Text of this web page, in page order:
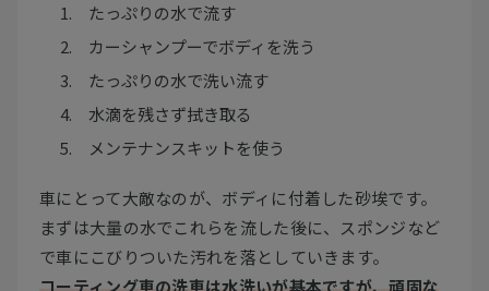
たっぷりの水で流す
カーシャンプーでボディを洗う
たっぷりの水で洗い流す
水滴を残さず拭き取る
メンテナンスキットを使う
車にとって大敵なのが、ボディに付着した砂埃です。
まずは大量の水でこれらを流した後に、スポンジなど
で車にこびりついた汚れを落としていきます。
コーティング車の洗車は水洗いが基本ですが、頑固な